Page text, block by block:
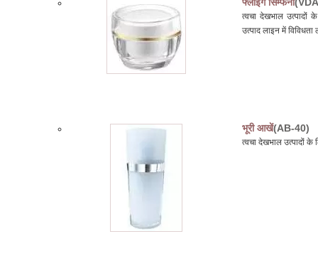
त्वचा देखभाल
उत्पाद लाइन में
भूरी आखें(AB-40)
त्वचा देखभाल उत्पादों के